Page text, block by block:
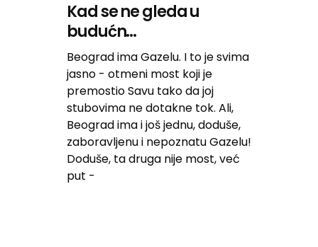
Kad se ne gleda u
budućn...
Beograd ima Gazelu. I to je svima
jasno - otmeni most koji je
premostio Savu tako da joj
stubovima ne dotakne tok. Ali,
Beograd ima i još jednu, doduše,
zaboravljenu i nepoznatu Gazelu!
Doduše, ta druga nije most, već
put -